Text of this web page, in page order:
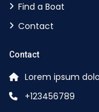
Find a Boat
Contact
Contact
Lorem ipsum
+123456789